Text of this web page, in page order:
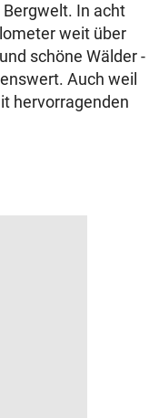
In acht
weit über
schöne Wälder -
Auch weil
hervorragenden